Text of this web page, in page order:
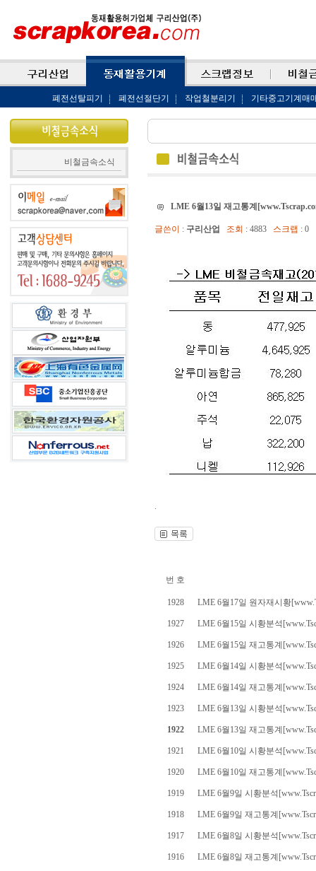
폐전선탈피기 폐전선절단기 작업철분리기 기타중고기계매
비철금속소식
LME 6월13일 재고통계
글쓴이 : 구리산업 조회 : 4883 스크랩 : 0
.
번 호
1928 LME 6월17일 원자재시황
1927 LME 6월15일 시황분석
1926 LME 6월15일 재고통계
1925 LME 6월14일 시황분석
1924 LME 6월14일 재고통계
1923 LME 6월13일 시황분석
1922 LME 6월13일 재고통계
1921 LME 6월10일 시황분석
1920 LME 6월10일 재고통계
1919 LME 6월9일 시황분석
1918 LME 6월9일 재고통계
1917 LME 6월8일 시황분석
1916 LME 6월8일 재고통계